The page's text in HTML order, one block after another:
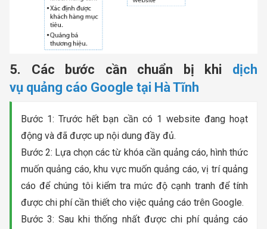
5. Các bước cần chuẩn bị khi dịch
vụ quảng cáo Google tại Hà Tĩnh
Bước 1: Trước hết bạn cần có 1 website đang hoạt
động và đã được up nội dung đầy đủ.
Bước 2: Lựa chọn các từ khóa cần quảng cáo, hình thức
muốn quảng cáo, khu vực muốn quảng cáo, vị trí quảng
cáo để chúng tôi kiểm tra mức độ cạnh tranh để tính
được chi phí cần thiết cho việc quảng cáo trên Google.
Bước 3: Sau khi thống nhất được chi phí quảng cáo